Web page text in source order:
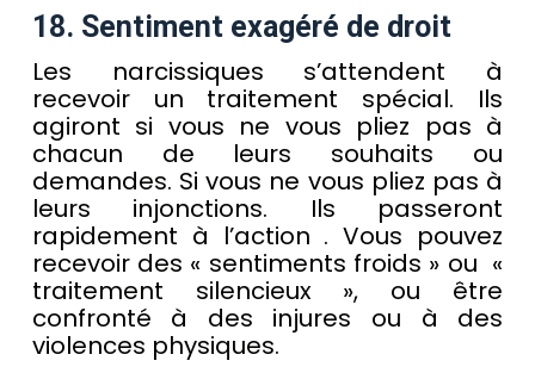
18. Sentiment exagéré de droit
Les narcissiques s’attendent à
recevoir un traitement spécial. Ils
agiront si vous ne vous pliez pas à
chacun de leurs souhaits ou
demandes. Si vous ne vous pliez pas à
leurs injonctions. Ils passeront
rapidement à l’action . Vous pouvez
recevoir des « sentiments froids » ou «
traitement silencieux », ou être
confronté à des injures ou à des
violences physiques.